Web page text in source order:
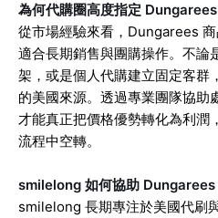
為何代購圈高度指定
從市場經驗來看，Dungarees 商
適合長期銷售與團購操作。不論
架，或是個人代購建立固定客群
的美國來源。透過專業團隊協助
才能真正把價格優勢轉化為利潤
流程中空轉。
smilelong 如何協助 Dungarees
smilelong 長期專注於美國代刷